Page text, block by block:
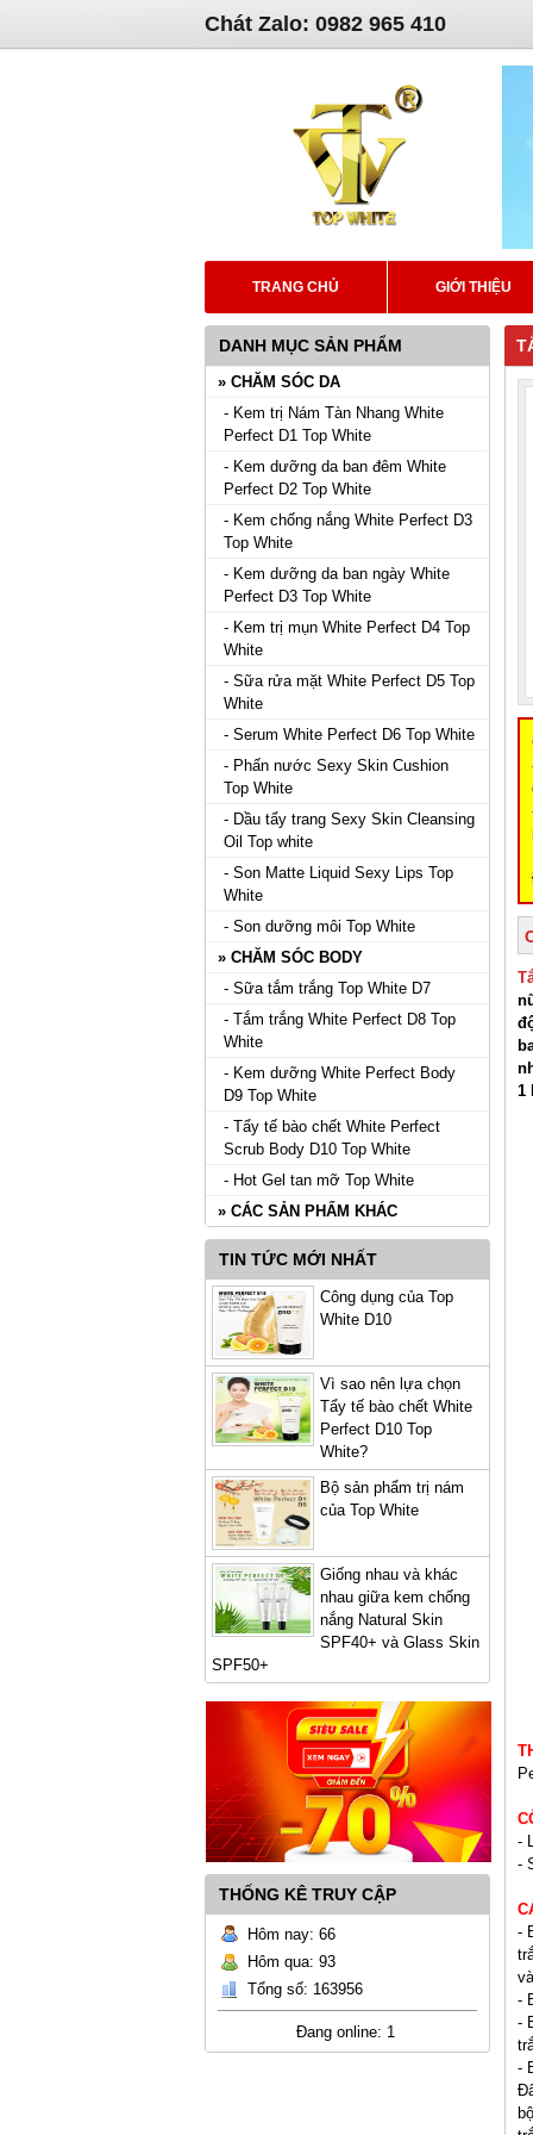
Chát Zalo: 0982 965 410
TRANG CHỦ GIỚI THIỆU
DANH MỤC SẢN PHẨM
» CHĂM SÓC DA
- Kem trị Nám Tàn Nhang White
Perfect D1 Top White
- Kem dưỡng da ban đêm White
Perfect D2 Top White
- Kem chống nắng White Perfect D3
Top White
- Kem dưỡng da ban ngày White
Perfect D3 Top White
- Kem trị mụn White Perfect D4 Top
White
- Sữa rửa mặt White Perfect D5 Top
White
- Serum White Perfect D6 Top White
- Phấn nước Sexy Skin Cushion
Top White
- Dầu tẩy trang Sexy Skin Cleansing
Oil Top white
- Son Matte Liquid Sexy Lips Top
White
- Son dưỡng môi Top White
» CHĂM SÓC BODY
- Sữa tắm trắng Top White D7
- Tắm trắng White Perfect D8 Top
White
- Kem dưỡng White Perfect Body
D9 Top White
- Tẩy tế bào chết White Perfect
Scrub Body D10 Top White
- Hot Gel tan mỡ Top White
» CÁC SẢN PHẨM KHÁC
TIN TỨC MỚI NHẤT
Công dụng của Top
White D10
Vì sao nên lựa chọn
Tẩy tế bào chết White
Perfect D10 Top
White?
Bộ sản phẩm trị nám
của Top White
Giống nhau và khác
nhau giữa kem chống
nắng Natural Skin
SPF40+ và Glass Skin
SPF50+
THỐNG KÊ TRUY CẬP
Hôm nay: 66
Hôm qua: 93
Tổng số: 163956
Đang online: 1
1
-
-
-
-
-
-